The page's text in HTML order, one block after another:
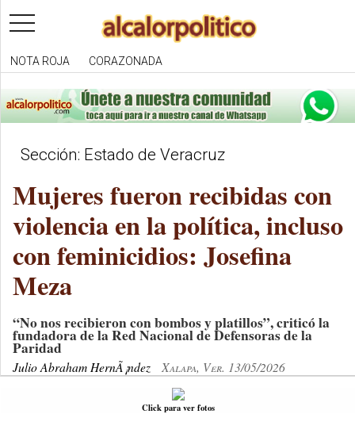
toggle
navigation
NOTA ROJA CORAZONADA
Sección: Estado de Veracruz
Mujeres fueron recibidas con
violencia en la política, incluso
con feminicidios: Josefina
Meza
“No nos recibieron con bombos y platillos”, criticó la
fundadora de la Red Nacional de Defensoras de la
Paridad
Julio Abraham HernÃ¡ndez Xalapa, Ver. 13/05/2026
Click para ver fotos